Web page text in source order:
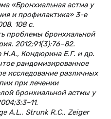
«Бронхиальная астма у
и профилактика» 3-е
108 с.
проблемы бронхиальной
2012;91(3):76–82.
Н.А., Кондюрина Е.Г. и др.
рандомизированное
исследование различных
при лечении
бронхиальной астмы у
A.L., Strunk R.C., Zeiger